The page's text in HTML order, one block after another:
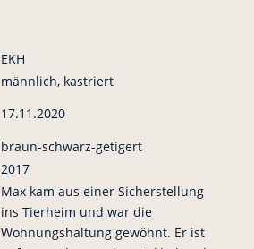
EKH
männlich, kastriert
17.11.2020
braun-schwarz-getigert
2017
Max kam aus einer Sicherstellung
ins Tierheim und war die
Wohnungshaltung gewöhnt. Er ist